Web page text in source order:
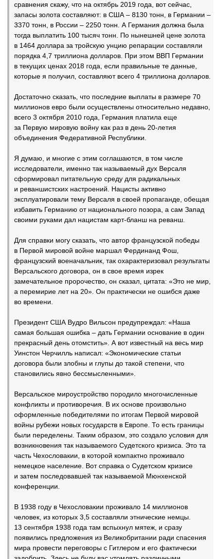
сравнения скажу, что на октябрь 2019 года, вот сейчас,
запасы золота составляют: в США – 8130 тонн, в Германии –
3370 тонн, в России – 2250 тонн. А Германия должна была
тогда выплатить 100 тысяч тонн. По нынешней цене золота
в 1464 доллара за тройскую унцию репарации составляли
порядка 4,7 триллиона долларов. При этом ВВП Германии
в текущих ценах 2018 года, если правильные те данные,
которые я получил, составляют всего 4 триллиона долларов.
Достаточно сказать, что последние выплаты в размере 70
миллионов евро были осуществлены относительно недавно,
всего 3 октября 2010 года, Германия платила еще
за Первую мировую войну как раз в день 20-летия
объединения Федеративной Республики.
Я думаю, и многие с этим соглашаются, в том числе
исследователи, именно так называемый дух Версаля
сформировал питательную среду для радикальных
и реваншистских настроений. Нацисты активно
эксплуатировали тему Версаля в своей пропаганде, обещая
избавить Германию от национального позора, а сам Запад
своими руками дал нацистам карт-бланш на реванш.
Для справки могу сказать, что автор французской победы
в Первой мировой войне маршал Фердинанд Фош,
французский военачальник, так охарактеризовал результаты
Версальского договора, он в свое время изрек
замечательное пророчество, он сказал, цитата: «Это не мир,
а перемирие лет на 20». Он практически не ошибся даже
во времени.
Президент США Вудро Вильсон предупреждал: «Наша
самая большая ошибка – дать Германии основание в один
прекрасный день отомстить». А вот известный на весь мир
Уинстон Черчилль написал: «Экономические статьи
договора были злобны и глупы до такой степени, что
становились явно бессмысленными».
Версальское мироустройство породило многочисленные
конфликты и противоречия. В их основе произвольно
оформленные победителями по итогам Первой мировой
войны рубежи новых государств в Европе. То есть границы
были переделены. Таким образом, это создало условия для
возникновения так называемого Судетского кризиса. Это та
часть Чехословакии, в которой компактно проживало
немецкое население. Вот справка о Судетском кризисе
и затем последовавшей так называемой Мюнхенской
конференции.
В 1938 году в Чехословакии проживало 14 миллионов
человек, из которых 3,5 составляли этнические немцы.
13 сентября 1938 года там вспыхнул мятеж, и сразу
появились предложения из Великобритании ради спасения
мира провести переговоры с Гитлером и его фактически